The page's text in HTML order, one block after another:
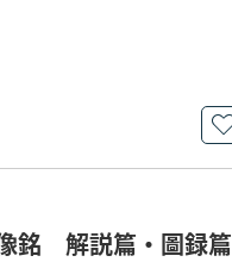
銘 解説篇・圖録篇